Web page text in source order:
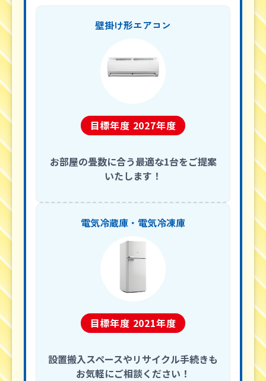
壁掛け形エアコン
目標年度 2027年度
お部屋の畳数に合う最適な1台をご提案
いたします！
電気冷蔵庫・電気冷凍庫
目標年度 2021年度
設置搬入スペースやリサイクル手続きも
お気軽にご相談ください！